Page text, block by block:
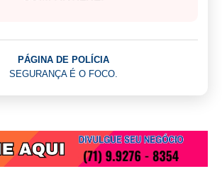
PÁGINA DE POLÍCIA
SEGURANÇA É O FOCO.